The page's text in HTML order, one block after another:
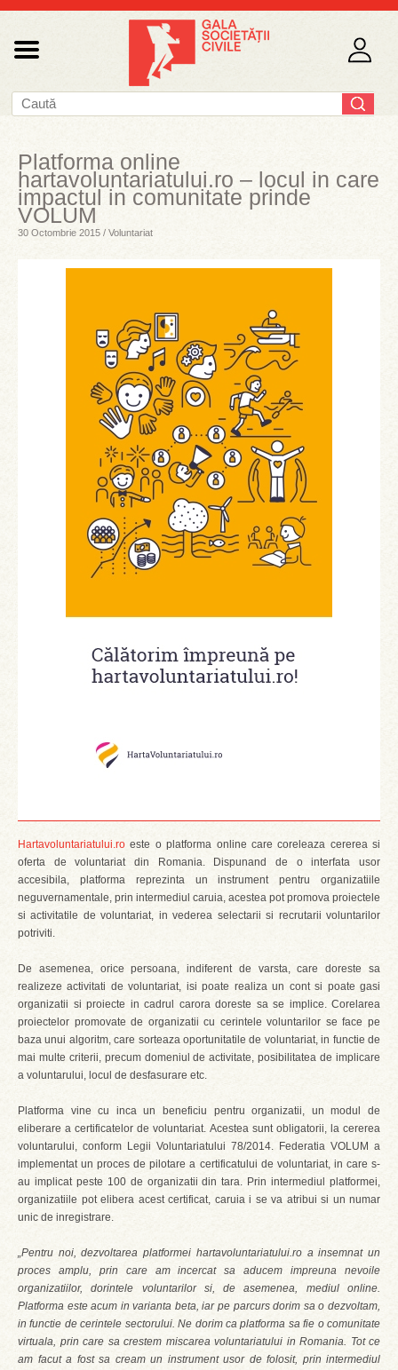
Platforma online
hartavoluntariatului.ro – locul in care
impactul in comunitate prinde
VOLUM
30 Octombrie 2015 / Voluntariat
Hartavoluntariatului.ro este o platforma online care coreleaza cererea si
oferta de voluntariat din Romania. Dispunand de o interfata usor
accesibila, platforma reprezinta un instrument pentru organizatiile
neguvernamentale, prin intermediul caruia, acestea pot promova proiectele
si activitatile de voluntariat, in vederea selectarii si recrutarii voluntarilor
potriviti.
De asemenea, orice persoana, indiferent de varsta, care doreste sa
realizeze activitati de voluntariat, isi poate realiza un cont si poate gasi
organizatii si proiecte in cadrul carora doreste sa se implice. Corelarea
proiectelor promovate de organizatii cu cerintele voluntarilor se face pe
baza unui algoritm, care sorteaza oportunitatile de voluntariat, in functie de
mai multe criterii, precum domeniul de activitate, posibilitatea de implicare
a voluntarului, locul de desfasurare etc.
Platforma vine cu inca un beneficiu pentru organizatii, un modul de
eliberare a certificatelor de voluntariat. Acestea sunt obligatorii, la cererea
voluntarului, conform Legii Voluntariatului 78/2014. Federatia VOLUM a
implementat un proces de pilotare a certificatului de voluntariat, in care s-
au implicat peste 100 de organizatii din tara. Prin intermediul platformei,
organizatiile pot elibera acest certificat, caruia i se va atribui si un numar
unic de inregistrare.
„Pentru noi, dezvoltarea platformei hartavoluntariatului.ro a insemnat un
proces amplu, prin care am incercat sa aducem impreuna nevoile
organizatiilor, dorintele voluntarilor si, de asemenea, mediul online.
Platforma este acum in varianta beta, iar pe parcurs dorim sa o dezvoltam,
in functie de cerintele sectorului. Ne dorim ca platforma sa fie o comunitate
virtuala, prin care sa crestem miscarea voluntariatului in Romania. Tot ce
am facut a fost sa cream un instrument usor de folosit, prin intermediul